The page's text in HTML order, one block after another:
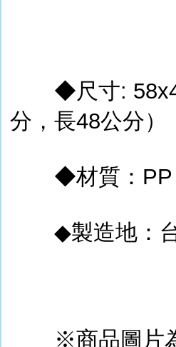
◆尺寸: 58x42
分，長48公分）
◆材質：PP
◆製造地：
※商品圖片為